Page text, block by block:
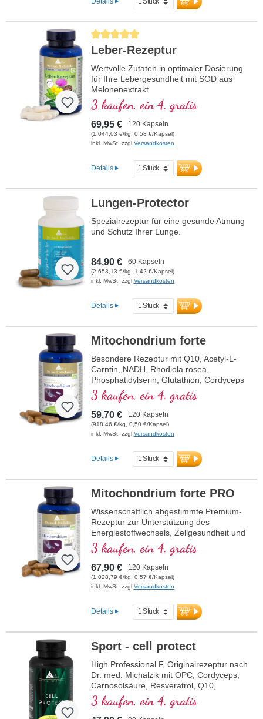
Durchschnittliche Bewertung von 5 von 5 Sternen
Leber-Rezeptur
Wertvolle Zutaten in optimaler Dosierung
für Ihre Lebergesundheit mit SOD aus
Melonenextrakt.
3 kaufen, ein 4. gratis
69,95 € 120 Kapseln
(1.044,03 €/kg, 0,58 €/Kapsel)
inkl. MwSt. zzgl Versandkosten
Details
Lungen-Protector
Spezialrezeptur für eine gesunde Atmung
und Schutz Ihrer Lunge.
84,90 € 60 Kapseln
(2.653,13 €/kg, 1,42 €/Kapsel)
inkl. MwSt. zzgl Versandkosten
Details
Mitochondrium forte
Besondere Rezeptur mit Q10, Acetyl-L-
Carntin, NADH, Rhodiola rosea,
Phosphatidylserin, Glutathion, Cordyceps
und Kupfer, welches zu einem normalen
Stoffwechsel zur Energiegewinnung
beiträgt (in Form von ATP in der
Zellatmungskette).
3 kaufen, ein 4. gratis
59,70 € 120 Kapseln
(918,46 €/kg, 0,50 €/Kapsel)
inkl. MwSt. zzgl Versandkosten
Details
Mitochondrium forte PRO
Wissenschaftlich abgestimmte Premium-
Rezeptur zur Unterstützung des
Energiestoffwechsels, Zellgesundheit und
die Zellatmung in den Mitochondrien.
Enthält Resveratrol, OPC, Q10, NADH
und Thiamin zur Förderung des
Energiestoffwechsels sowie bioaktive
Folsäure (Methyltetrahydrofolat), die
Alpha-Liponsäure in der wertvollen
Sodium-R-Lipoat-Form. Vegan,
und über 20 Jahre Erfahrung garantieren
höchste Qualität. Von Ärzten entwickelt.
mehr Informationen zu
Mitochondrium forte PRO
3 kaufen, ein 4. gratis
67,90 € 120 Kapseln
(1.028,79 €/kg, 0,57 €/Kapsel)
inkl. MwSt. zzgl Versandkosten
Details
Sport - cell protect
High Professional F, Originalrezeptur nach
Dr. med. Michalzik mit OPC, Cordyceps,
Carnosolsäure, Resveratrol, Q10,
Glutathion, NADH, Omega 3, Granatapfel
und reinem Vitamin C
3 kaufen, ein 4. gratis